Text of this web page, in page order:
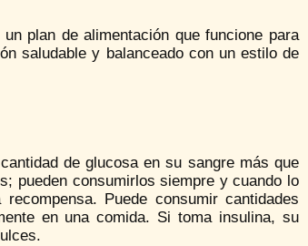
plan de alimentación que funcione para
saludable y balanceado con un estilo de
de glucosa en su sangre más que
pueden consumirlos siempre y cuando lo
Puede consumir cantidades
en una comida. Si toma insulina, su